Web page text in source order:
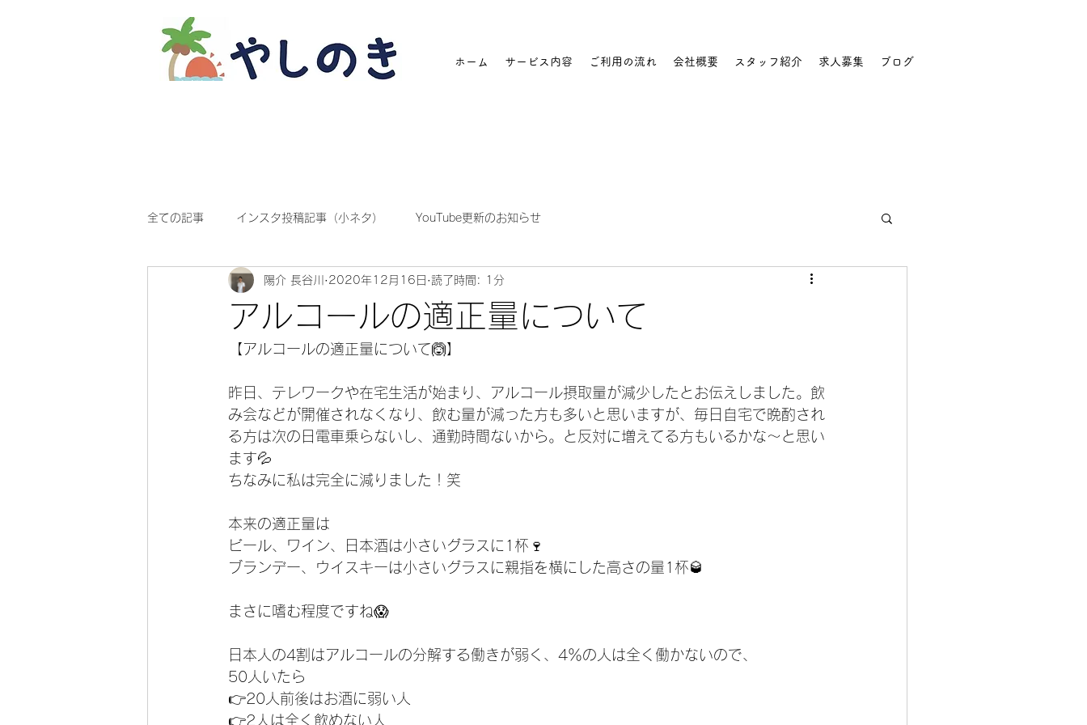
ホーム サービス内容 ご利用の流れ 会社概要 スタッフ紹介 求人募集 ブログ
全ての記事 インスタ投稿記事（小ネタ） YouTube更新のお知らせ
アルコールの適正量について
陽介 長谷川 2020年12月16日 読了時間: 1分
【アルコールの適正量について🙆】
昨日、テレワークや在宅生活が始まり、アルコール摂取量が減少したとお伝えしました。飲
み会などが開催されなくなり、飲む量が減った方も多いと思いますが、毎日自宅で晩酌され
る方は次の日電車乗らないし、通勤時間ないから。と反対に増えてる方もいるかな〜と思い
ます💦
ちなみに私は完全に減りました！笑
本来の適正量は
ビール、ワイン、日本酒は小さいグラスに1杯🍷
ブランデー、ウイスキーは小さいグラスに親指を横にした高さの量1杯🥃
まさに嗜む程度ですね😱
日本人の4割はアルコールの分解する働きが弱く、4％の人は全く働かないので、
50人いたら
👉20人前後はお酒に弱い人
👉2人は全く飲めない人